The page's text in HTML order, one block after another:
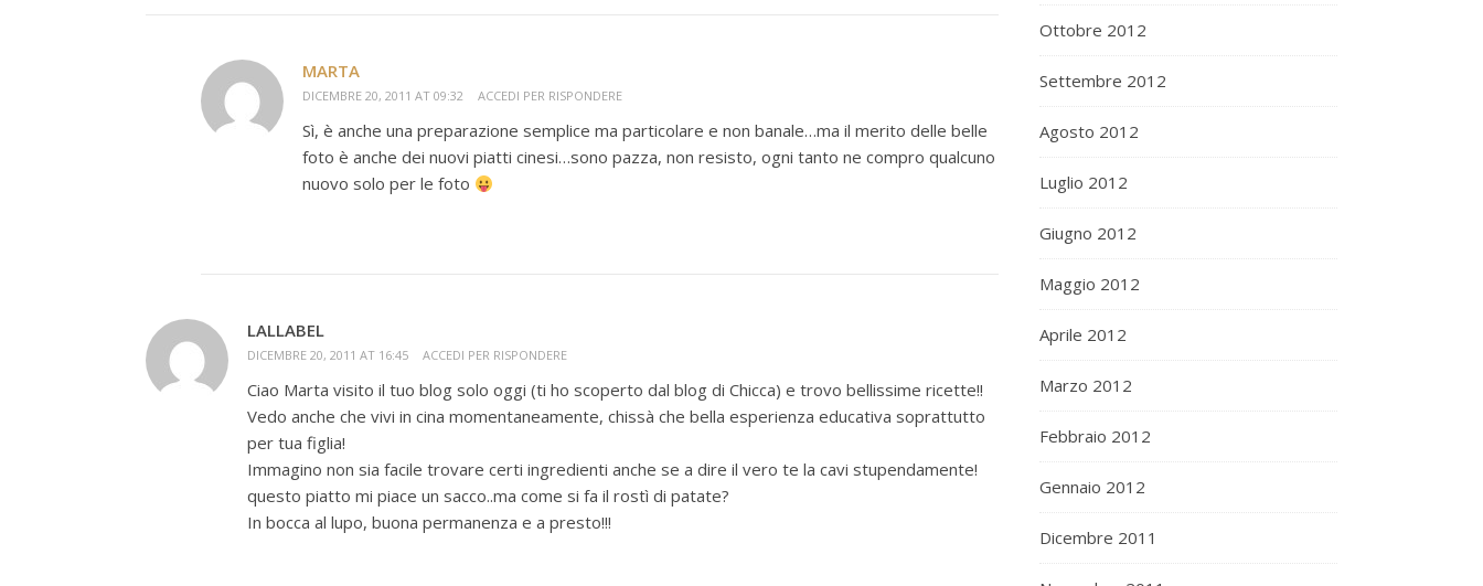
MARTA
DICEMBRE 20, 2011 AT 09:32 ACCEDI PER RISPONDERE
Sì, è anche una preparazione semplice ma particolare e non banale…ma il merito delle belle
foto è anche dei nuovi piatti cinesi…sono pazza, non resisto, ogni tanto ne compro qualcuno
nuovo solo per le foto
LALLABEL
DICEMBRE 20, 2011 AT 16:45 ACCEDI PER RISPONDERE
Ciao Marta visito il tuo blog solo oggi (ti ho scoperto dal blog di Chicca) e trovo bellissime ricette!!
Vedo anche che vivi in cina momentaneamente, chissà che bella esperienza educativa soprattutto
per tua figlia!
Immagino non sia facile trovare certi ingredienti anche se a dire il vero te la cavi stupendamente!
questo piatto mi piace un sacco..ma come si fa il rostì di patate?
In bocca al lupo, buona permanenza e a presto!!!
Ottobre 2012
Settembre 2012
Agosto 2012
Luglio 2012
Giugno 2012
Maggio 2012
Aprile 2012
Marzo 2012
Febbraio 2012
Gennaio 2012
Dicembre 2011